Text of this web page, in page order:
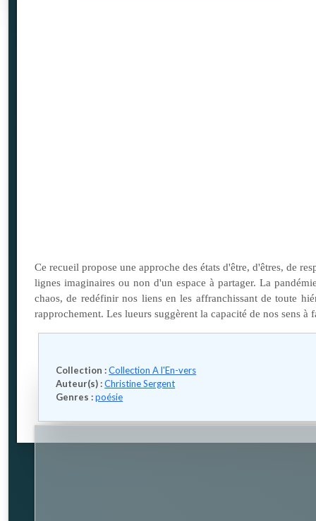
Ce recueil propose une approche des états d'être, d'êtres, de
lignes imaginaires ou non d'un espace à partager. La
chaos, de redéfinir nos liens en les affranchissant de toute
rapprochement. Les lueurs suggèrent la capacité de nos sens
Collection :Collection A l'En-vers
Auteur(s) :Christine Sergent
Genres :poésie